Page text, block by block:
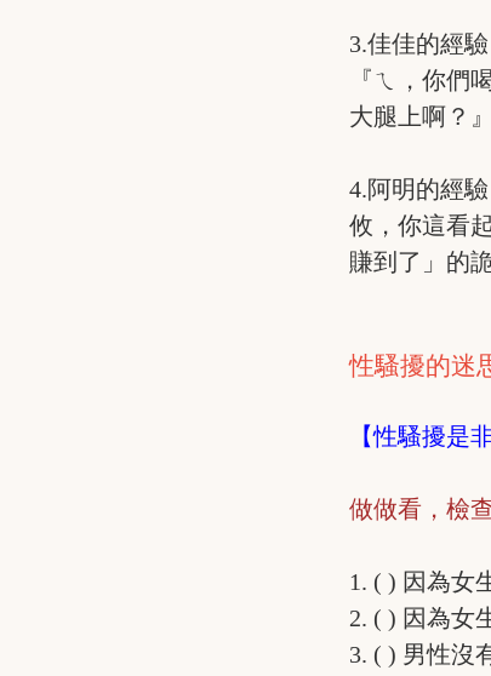
3.佳佳的經
『ㄟ，你們
大腿上啊？
4.阿明的經
攸，你這看
賺到了」的
性騷擾的迷
【性騷擾是
做做看，檢
1. ( ) 因為女
2. ( ) 因為女
3. ( ) 男性沒